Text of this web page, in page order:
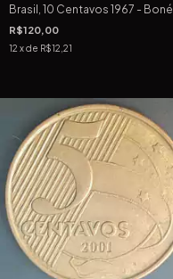
Brasil, 10 Centavos 1967 - Boné
R$120,00
12 x de R$12,21